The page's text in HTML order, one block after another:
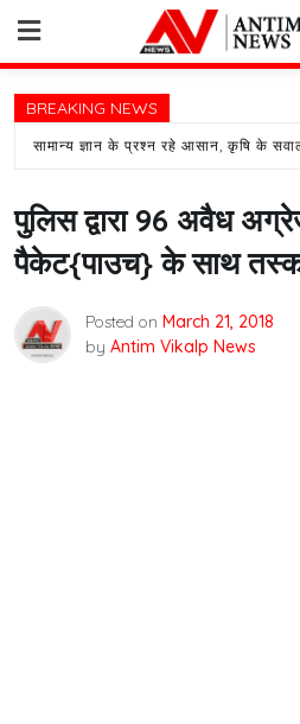
content
BREAKING NEWS
सामान्य ज्ञान के प्रश्न रहे आसान, कृषि के
पुलिस द्वारा 96 अवैध
पैकेट{पाउच} के साथ
Posted on March 21, 2018
by Antim Vikalp News